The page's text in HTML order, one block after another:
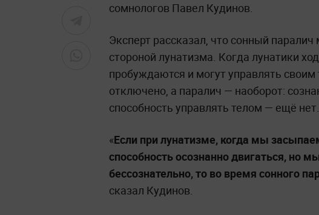
сомнологов Павел Кудинов.
Эксперт рассказал, что сонный
стороной лунатизма. Когда лунатики
пробуждаются и могут управлять своим
отключено, а паралич — наоборот:
способность управлять телом — ещё нет.
«Если при лунатизме, когда мы
способность осознанно двигаться, но
бессознательно, то во время сонного
сказал Кудинов.